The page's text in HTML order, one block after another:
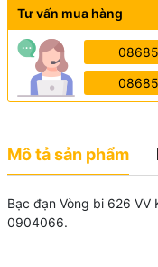
Tư vấn mua hàng
Mô tả sản phẩm
Bạc đạn Vòng bi 626 VV
0904066.